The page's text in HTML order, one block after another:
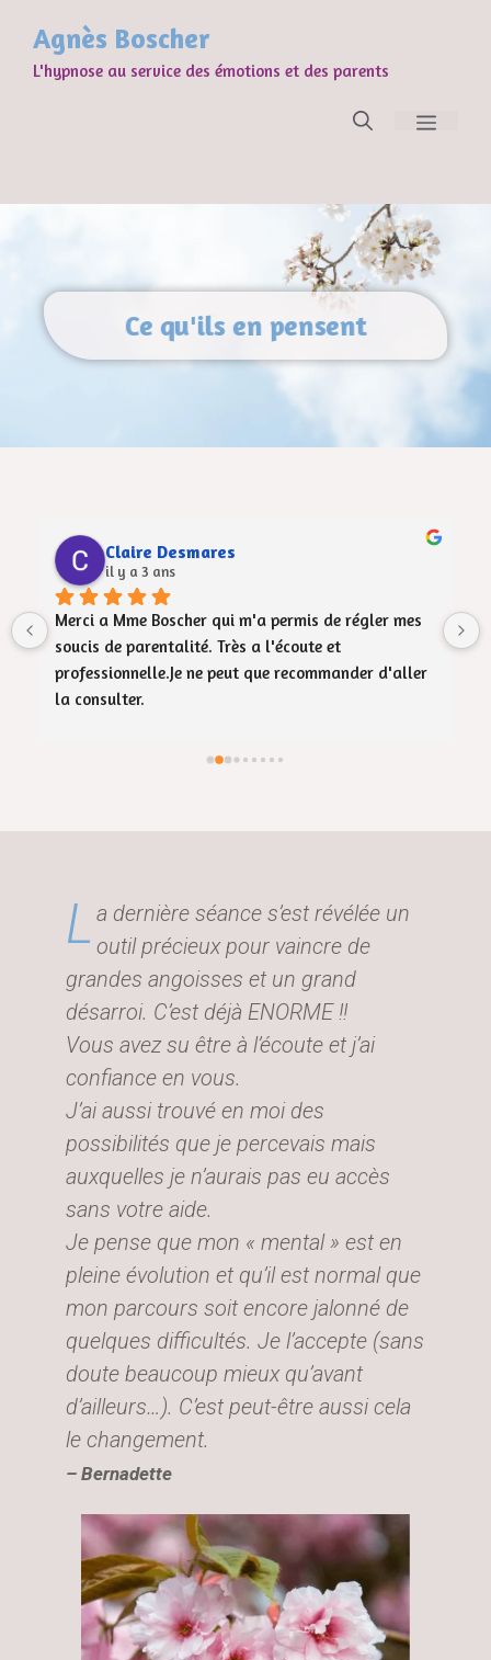
Agnès Boscher
L'hypnose au service des émotions et des parents
Ce qu'ils en pensent
Claire Desmares
il y a 3 ans
Merci a Mme Boscher qui m'a permis de régler mes
soucis de parentalité. Très a l'écoute et
professionnelle.Je ne peut que recommander d'aller
la consulter.
L a dernière séance s’est révélée un
outil précieux pour vaincre de
grandes angoisses et un grand
désarroi. C’est déjà ENORME !!
Vous avez su être à l’écoute et j’ai
confiance en vous.
J’ai aussi trouvé en moi des
possibilités que je percevais mais
auxquelles je n’aurais pas eu accès
sans votre aide.
Je pense que mon « mental » est en
pleine évolution et qu’il est normal que
mon parcours soit encore jalonné de
quelques difficultés. Je l’accepte (sans
doute beaucoup mieux qu’avant
d’ailleurs…). C’est peut-être aussi cela
le changement.
– Bernadette